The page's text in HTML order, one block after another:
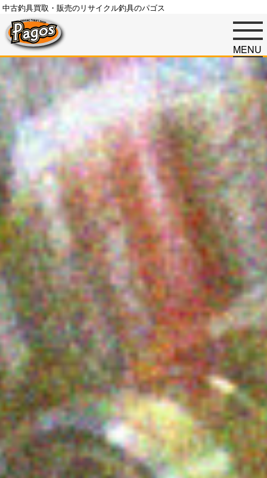
中古釣具買取・販売のリサイクル釣具のパゴス
MENU